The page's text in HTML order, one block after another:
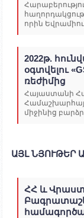
որին
2022թ.
օգտվելու
ռեժիմից
Հայաստանի
միջինից
ԱՅԼ ՆՅՈՒԹԵՐ
ՀՀ և